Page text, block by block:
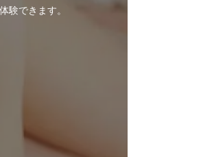
験できます。